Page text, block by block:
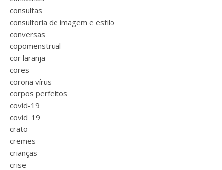
consultas
consultoria de imagem e estilo
conversas
copomenstrual
cor laranja
cores
corona vírus
corpos perfeitos
covid-19
covid_19
crato
cremes
crianças
crise